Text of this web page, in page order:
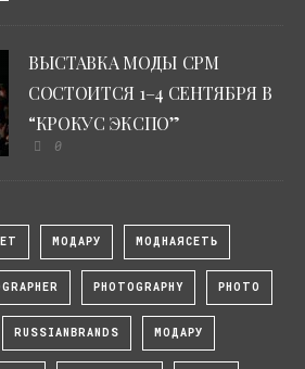
ВЫСТАВКА МОДЫ CPM
СОСТОИТСЯ 1–4 СЕНТЯБРЯ В
“КРОКУС ЭКСПО”
0
МОДАРУ МОДНАЯСЕТЬ
PHOTOGRAPHY PHOTO
RUSSIANBRANDS МОДАРУ